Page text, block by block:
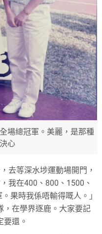
場總冠軍。美麗，是那種
心
去等深水埗運動場開門，
我在400、800、1500、
果時我係唔輸得嘅人。」
，在學界逐鹿。大家要記
還。